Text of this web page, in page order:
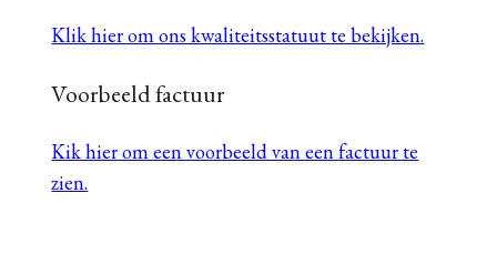
Klik hier om ons kwaliteitsstatuut te bekijken.
Voorbeeld factuur
Kik hier om een voorbeeld van een factuur te
zien.